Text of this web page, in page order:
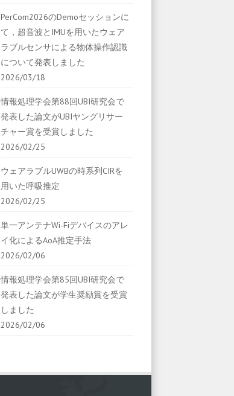
PerCom2026のDemoセッションに
て，超音波とIMUを用いたウェア
ラブルセンサによる物体操作認識
について発表しました
2026/03/18
情報処理学会第88回UBI研究会で
発表した論文がUBIヤングリサー
チャー賞を受賞しました
2026/02/25
ウェアラブルUWBの時系列CIRを
用いた呼吸推定
2026/02/25
単一アンテナWi-Fiデバイスのアレ
イ化によるAoA推定手法
2026/02/06
情報処理学会第85回UBI研究会で
発表した論文が学生奨励賞を受賞
しました
2026/02/06